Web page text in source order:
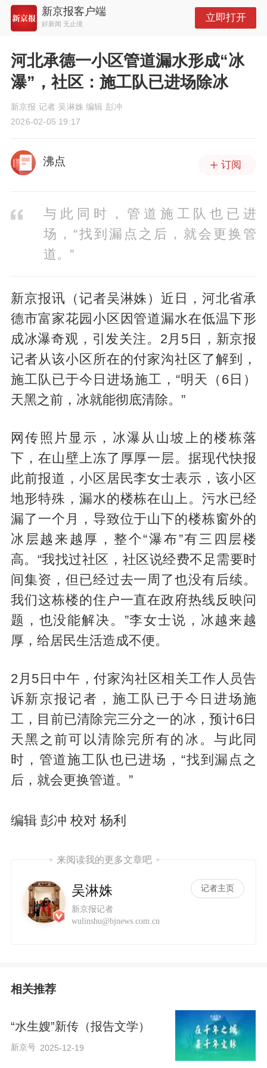
新京报客户端
好新闻 无止境
立即打开
河北承德一小区管道漏水形成“冰
瀑”，社区：施工队已进场除冰
新京报 记者 吴淋姝 编辑 彭冲
2026-02-05 19:17
沸点 订阅
与此同时，管道施工队也已进
场，“找到漏点之后，就会更换管
道。”
新京报讯（记者吴淋姝）近日，河北省承
德市富家花园小区因管道漏水在低温下形
成冰瀑奇观，引发关注。2月5日，新京报
记者从该小区所在的付家沟社区了解到，
施工队已于今日进场施工，“明天（6日）
天黑之前，冰就能彻底清除。”
网传照片显示，冰瀑从山坡上的楼栋落
下，在山壁上冻了厚厚一层。据现代快报
此前报道，小区居民李女士表示，该小区
地形特殊，漏水的楼栋在山上。污水已经
漏了一个月，导致位于山下的楼栋窗外的
冰层越来越厚，整个“瀑布”有三四层楼
高。“我找过社区，社区说经费不足需要时
间集资，但已经过去一周了也没有后续。
我们这栋楼的住户一直在政府热线反映问
题，也没能解决。”李女士说，冰越来越
厚，给居民生活造成不便。
2月5日中午，付家沟社区相关工作人员告
诉新京报记者，施工队已于今日进场施
工，目前已清除完三分之一的冰，预计6日
天黑之前可以清除完所有的冰。与此同
时，管道施工队也已进场，“找到漏点之
后，就会更换管道。”
编辑 彭冲 校对 杨利
来阅读我的更多文章吧
吴淋姝
新京报记者
记者主页
wulinshu@bjnews.com.cn
相关推荐
“水生嫂”新传（报告文学）
新京号 2025-12-19